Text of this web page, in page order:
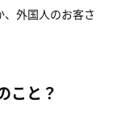
外国人のお客さ
こと？